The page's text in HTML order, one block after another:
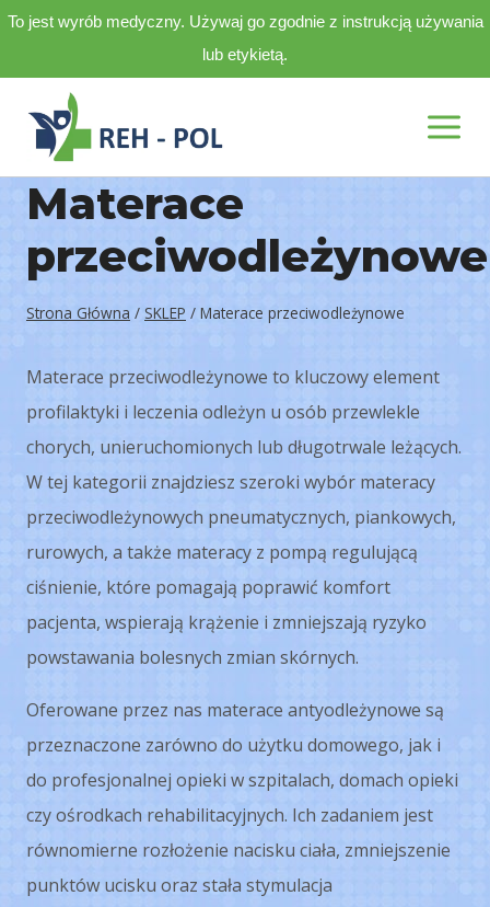
To jest wyrób medyczny. Używaj go zgodnie z instrukcją używania
lub etykietą.
Materace
przeciwodleżynowe
Strona Główna / SKLEP / Materace przeciwodleżynowe
Materace przeciwodleżynowe to kluczowy element
profilaktyki i leczenia odleżyn u osób przewlekle
chorych, unieruchomionych lub długotrwale leżących.
W tej kategorii znajdziesz szeroki wybór materacy
przeciwodleżynowych pneumatycznych, piankowych,
rurowych, a także materacy z pompą regulującą
ciśnienie, które pomagają poprawić komfort
pacjenta, wspierają krążenie i zmniejszają ryzyko
powstawania bolesnych zmian skórnych.
Oferowane przez nas materace antyodleżynowe są
przeznaczone zarówno do użytku domowego, jak i
do profesjonalnej opieki w szpitalach, domach opieki
czy ośrodkach rehabilitacyjnych. Ich zadaniem jest
równomierne rozłożenie nacisku ciała, zmniejszenie
punktów ucisku oraz stała stymulacja